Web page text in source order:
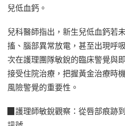
兒低血鈣。
兒科醫師指出，新生兒低血鈣若
搐、腦部異常放電，甚至出現呼
次在護理團隊敏銳的臨床警覺與
接受住院治療，把握黃金治療時
風險警覺的重要性。
▉護理師敏銳觀察：從唇部痕跡